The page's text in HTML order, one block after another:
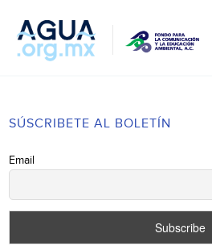
SÚSCRIBETE AL BOLETÍN
Email